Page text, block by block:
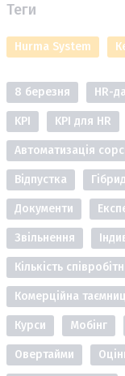
Теги
Hurma System
8 березня HR-
KPI KPI для HR
Автоматизація
Відпустка
Документи
Звільнення
Кількість
Комерційна
Курси Мобінг
Овертайми